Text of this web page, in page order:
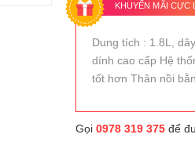
KHUYẾN MÃI CỰC
Dung tích : 1.8L,
dính cao cấp Hệ
tốt hơn Thân nồi
Gọi 0978 319 375để